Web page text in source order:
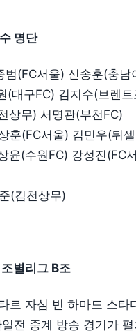
명단
(FC서울) 신송훈(충남
(대구FC) 김지수(브렌
상무) 서명관(부천FC)
훈(FC서울) 김민우(뒤
윤(수원FC) 강성진(FC
(김천상무)
별리그 B조
르 자심 빈 하마드 스
전 중계 방송 경기가